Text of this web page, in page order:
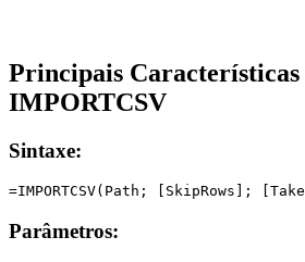
Principais Características
IMPORTCSV
Sintaxe:
Parâmetros: